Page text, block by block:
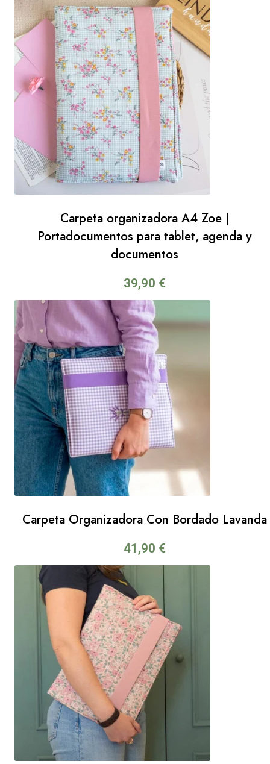
Carpeta organizadora A4 Zoe |
Portadocumentos para tablet, agenda y
documentos
39,90 €
Carpeta Organizadora Con Bordado Lavanda
41,90 €